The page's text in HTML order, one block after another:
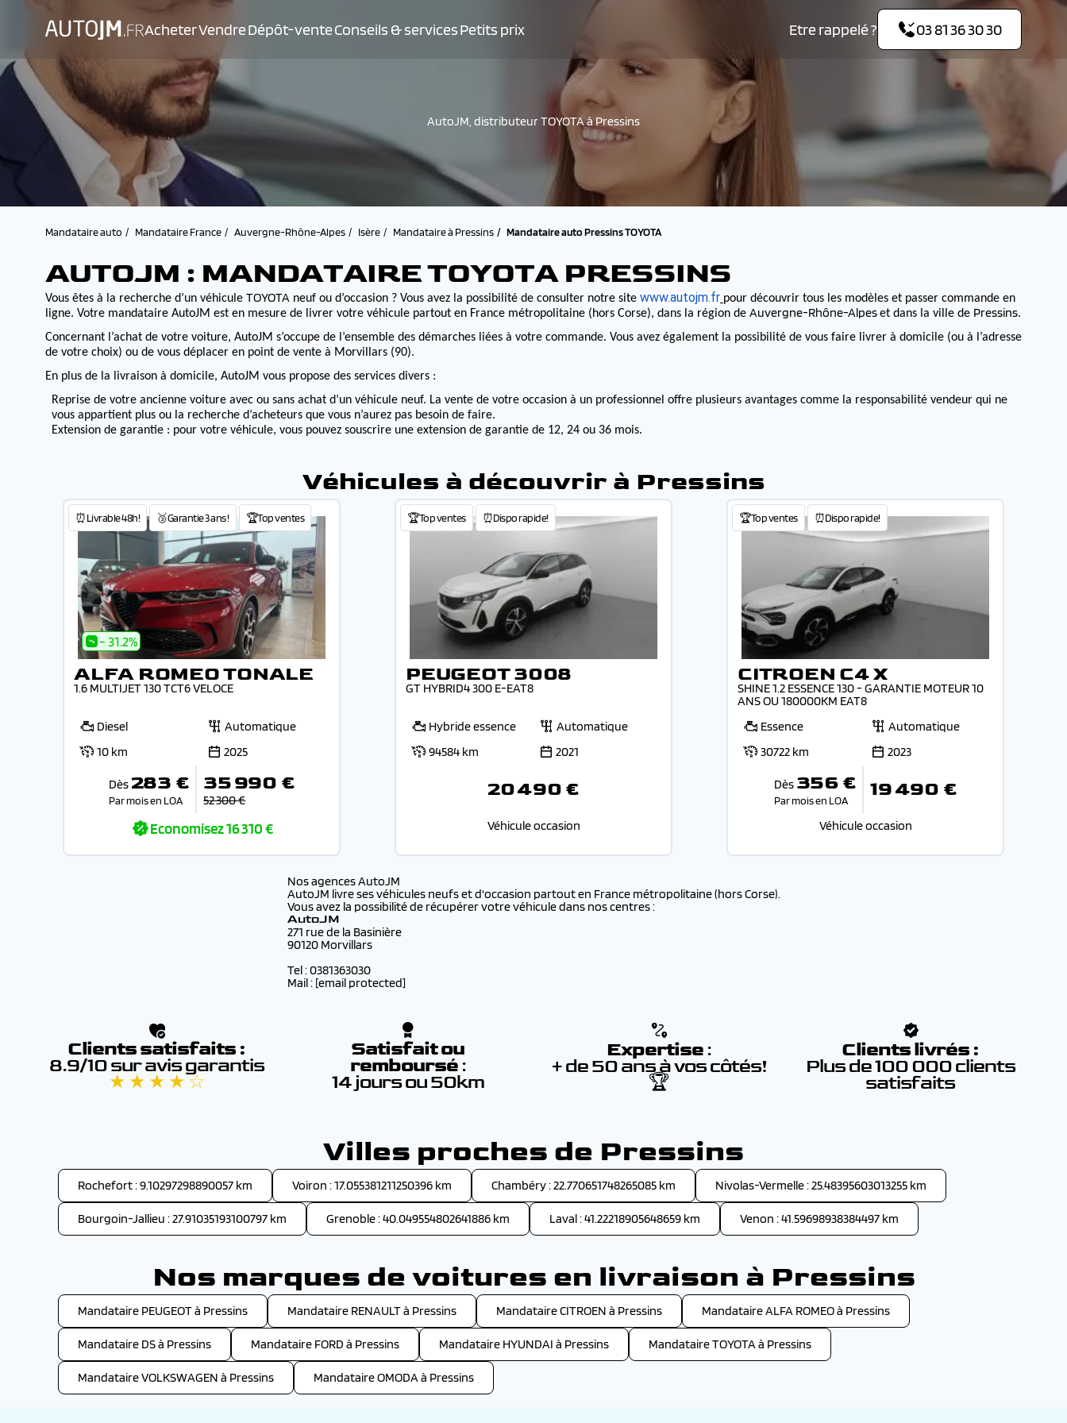
AcheterVendreDépôt-venteConseils & servicesPetits prix Etre rappelé ? 03 81 36 30 30
AutoJM, distributeur TOYOTA à Pressins
Mandataire auto Mandataire France Auvergne-Rhône-Alpes Isère Mandataire à Pressins Mandataire auto Pressins TOYOTA
AUTOJM : MANDATAIRE TOYOTA PRESSINS
Vous êtes à la recherche d’un véhicule TOYOTA neuf ou d’occasion ? Vous avez la possibilité de consulter notre site www.autojm.fr pour découvrir tous les modèles et passer commande en
ligne. Votre mandataire AutoJM est en mesure de livrer votre véhicule partout en France métropolitaine (hors Corse), dans la région de Auvergne-Rhône-Alpeset dans la ville de Pressins.
Concernant l’achat de votre voiture, AutoJM s’occupe de l’ensemble des démarches liées à votre commande. Vous avez également la possibilité de vous faire livrer à domicile (ou à l’adresse
de votre choix) ou de vous déplacer en point de vente à Morvillars (90).
En plus de la livraison à domicile, AutoJM vous propose des services divers :
Reprise de votre ancienne voiture avec ou sans achat d’un véhicule neuf. La vente de votre occasion à un professionnel offre plusieurs avantages comme la responsabilité vendeur qui ne
vous appartient plus ou la recherche d’acheteurs que vous n’aurez pas besoin de faire.
Extension de garantie : pour votre véhicule, vous pouvez souscrire une extension de garantie de 12, 24 ou 36 mois.
Véhicules à découvrir à Pressins
⏰Livrable 48h! 🥉Garantie 3 ans ! 🏆Top ventes
- 31.2%
ALFA ROMEO TONALE
1.6 MULTIJET 130 TCT6 VELOCE
Diesel
Automatique
10 km
2025
Dès 283 €
Par mois en LOA
35 990 €
52 300 €
Economisez16 310 €
🏆Top ventes ⏰Dispo rapide!
PEUGEOT 3008
GT HYBRID4 300 E-EAT8
Hybride essence
Automatique
94584 km
2021
20 490 €
Véhicule occasion
🏆Top ventes ⏰Dispo rapide!
CITROEN C4 X
SHINE 1.2 ESSENCE 130 - GARANTIE MOTEUR 10
ANS OU 180000KM EAT8
Essence
Automatique
30722 km
2023
Dès 356 €
Par mois en LOA 19 490 €
Véhicule occasion
Nos agences AutoJM
AutoJM livre ses véhicules neufs et d'occasion partout en France métropolitaine (hors Corse).
Vous avez la possibilité de récupérer votre véhicule dans nos centres :
AutoJM
271 rue de la Basinière
90120 Morvillars
Tel : 0381363030
Mail : [email protected]
Clients satisfaits :
8.9/10 sur avis garantis
★ ★ ★ ★ ☆
Satisfait ou
remboursé :
14 jours ou 50km
Expertise :
+ de 50 ans à vos côtés!
🏆
Clients livrés :
Plus de 100 000 clients
satisfaits
Villes proches de Pressins
Rochefort : 9.10297298890057 km Voiron : 17.055381211250396 km Chambéry : 22.770651748265085 km Nivolas-Vermelle : 25.48395603013255 km
Bourgoin-Jallieu : 27.91035193100797 km Grenoble : 40.049554802641886 km Laval : 41.22218905648659 km Venon : 41.59698938384497 km
Nos marques de voitures en livraison à Pressins
Mandataire PEUGEOT à Pressins Mandataire RENAULT à Pressins Mandataire CITROEN à Pressins Mandataire ALFA ROMEO à Pressins
Mandataire DS à Pressins Mandataire FORD à Pressins Mandataire HYUNDAI à Pressins Mandataire TOYOTA à Pressins
Mandataire VOLKSWAGEN à Pressins Mandataire OMODA à Pressins